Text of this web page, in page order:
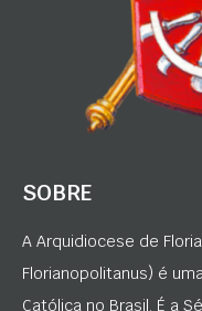
SOBRE
A Arquidiocese de
Florianopolitanus) é
Católica no Brasil. É a